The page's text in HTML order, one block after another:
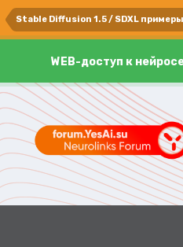
Stable Diffusion 1.5 / SDXL
WEB-доступ к